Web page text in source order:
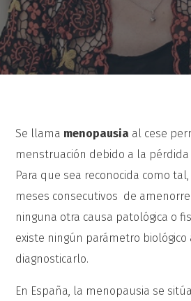
Se llama menopausia al cese
menstruación debido a la pérdida
Para que sea reconocida como
meses consecutivos de
ninguna otra causa patológica o
existe ningún parámetro biológico
diagnosticarlo.
En España, la menopausia se